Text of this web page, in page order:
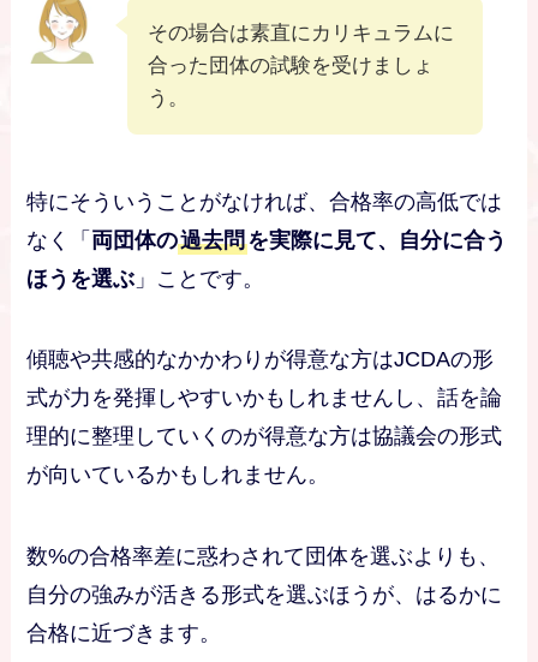
その場合は素直にカリキュラムに
合った団体の試験を受けましょ
う。
特にそういうことがなければ、合格率の高低では
なく「 両団体の過去問を実際に見て、自分に合う
ほうを選ぶ 」ことです。
傾聴や共感的なかかわりが得意な方はJCDAの形
式が力を発揮しやすいかもしれませんし、話を論
理的に整理していくのが得意な方は協議会の形式
が向いているかもしれません。
数%の合格率差に惑わされて団体を選ぶよりも、
自分の強みが活きる形式を選ぶほうが、はるかに
合格に近づきます。